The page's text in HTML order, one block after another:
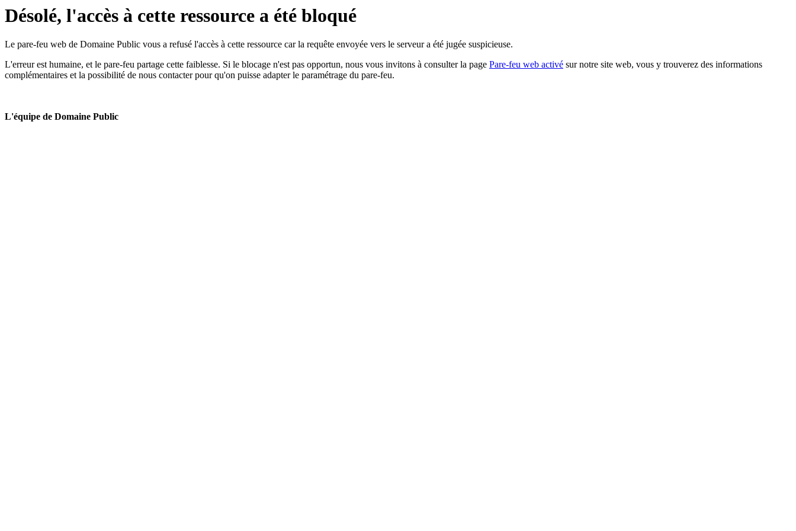
Désolé, l'accès à cette ressource a été bloqué
Le pare-feu web de Domaine Public vous a refusé l'accès à cette ressource car la requête envoyée vers le serveur a été jugée suspicieuse.
L'erreur est humaine, et le pare-feu partage cette faiblesse. Si le blocage n'est pas opportun, nous vous invitons à consulter la page Pare-feu web activé sur notre site web, vous y trouverez des informations
complémentaires et la possibilité de nous contacter pour qu'on puisse adapter le paramétrage du pare-feu.
L'équipe de Domaine Public